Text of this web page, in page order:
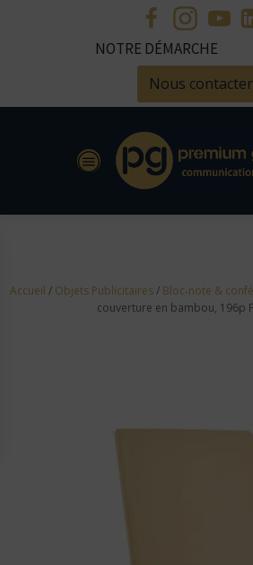
NOTRE DÉMARCHE
Nous contacter
Accueil / Objets Publicitaires/ Bloc‑note &
couverture en bambou, 196p